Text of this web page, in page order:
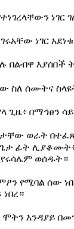
ነገር
ነገር
በልብዋ እያሰበች
ስለ ሰሙትና
ጊዜ፥ በማኅፀን
ወራት
ፊት
ወሰዱት።
የሚባል ሰው
እንዳያይ